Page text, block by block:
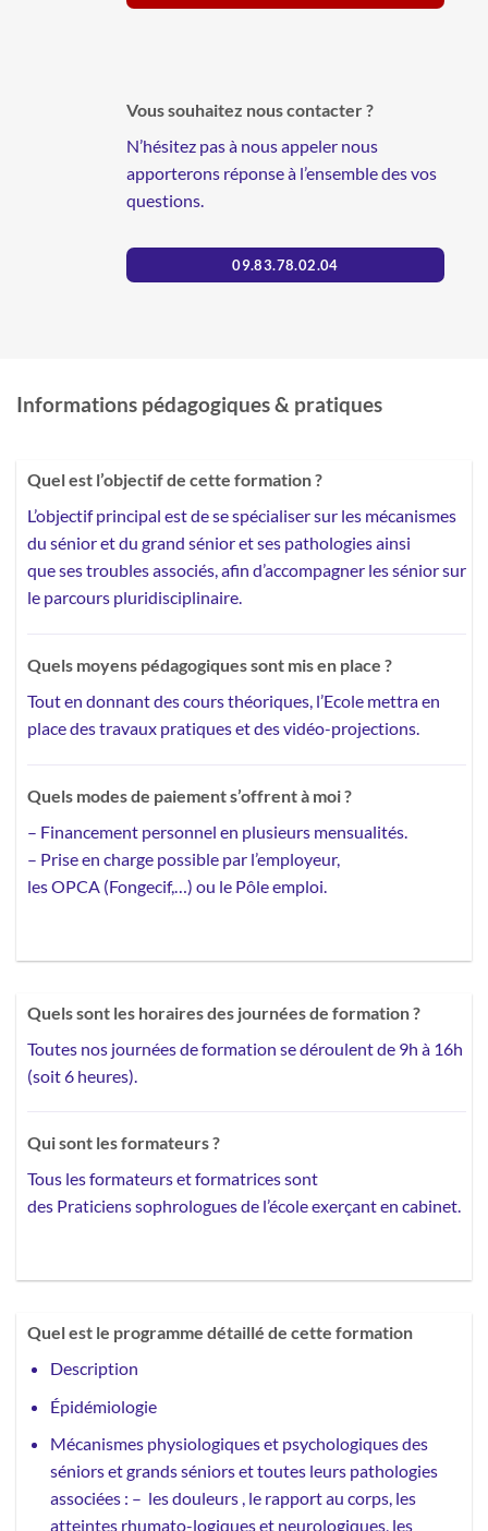
Vous souhaitez nous contacter ?
N’hésitez pas à nous appeler nous
apporterons réponse à l’ensemble des vos
questions.
09.83.78.02.04
Informations pédagogiques & pratiques
Quel est l’objectif de cette formation ?
L’objectif principal est de se spécialiser sur les mécanismes
du sénior et du grand sénior et ses pathologies ainsi
que ses troubles associés, afin d’accompagner les sénior sur
le parcours pluridisciplinaire.
Quels moyens pédagogiques sont mis en place ?
Tout en donnant des cours théoriques, l’Ecole mettra en
place destravaux pratiques et des vidéo-projections.
Quels modes de paiement s’offrent à moi ?
– Financement personnel en plusieurs mensualités.
– Prise en charge possible par l’employeur,
les OPCA (Fongecif,…) ou le Pôle emploi.
Quels sont les horaires des journées de formation ?
Toutes nos journées de formation se déroulent de 9h à 16h
(soit 6 heures).
Qui sont les formateurs ?
Tous les formateurs et formatrices sont
des Praticiens sophrologues de l’école exerçant en cabinet.
Quel est le programme détaillé de cette formation
Description
Épidémiologie
Mécanismes physiologiques et psychologiques des
séniors et grands séniors et toutes leurs pathologies
associées : – les douleurs , le rapport au corps, les
atteintes rhumato-logiques et neurologiques, les